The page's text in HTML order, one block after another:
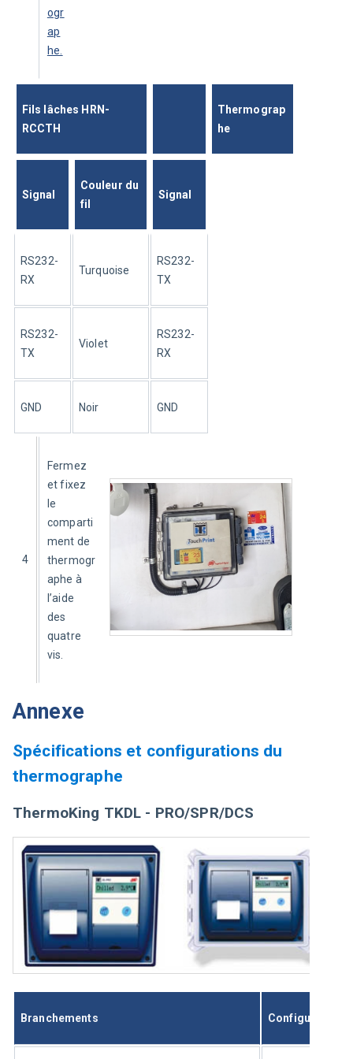
ogr
ap
he.
Fils lâches HRN-
RCCTH
Thermograp
he
Signal
Couleur du
fil
Signal
RS232-
RX
Turquoise
RS232-
TX
RS232-
TX
Violet
RS232-
RX
GND Noir GND
4
Fermez
et fixez
le
comparti
ment de
thermogr
aphe à
l’aide
des
quatre
vis.
Annexe
Spécifications et configurations du
thermographe
ThermoKing TKDL - PRO/SPR/DCS
Branchements Configuration